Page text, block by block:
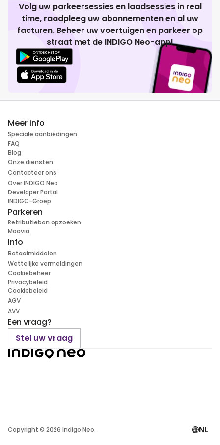
Volg uw parkeersessies en laadsessies in real
time, raadpleeg uw abonnementen en al uw
facturen. Beheer uw voertuigen en parkeer op
straat met de INDIGO Neo-app!
Meer info
Speciale aanbiedingen
FAQ
Blog
Onze diensten
Contacteer ons
Over INDIGO Neo
Developer Portal
INDIGO-Groep
Parkeren
Retributiebon opzoeken
Moovia
Info
Betaalmiddelen
Wettelijke vermeldingen
Cookiebeheer
Privacybeleid
Cookiebeleid
AGV
AVV
Een vraag?
Stel uw vraag
Copyright © 2026 Indigo Neo. NL